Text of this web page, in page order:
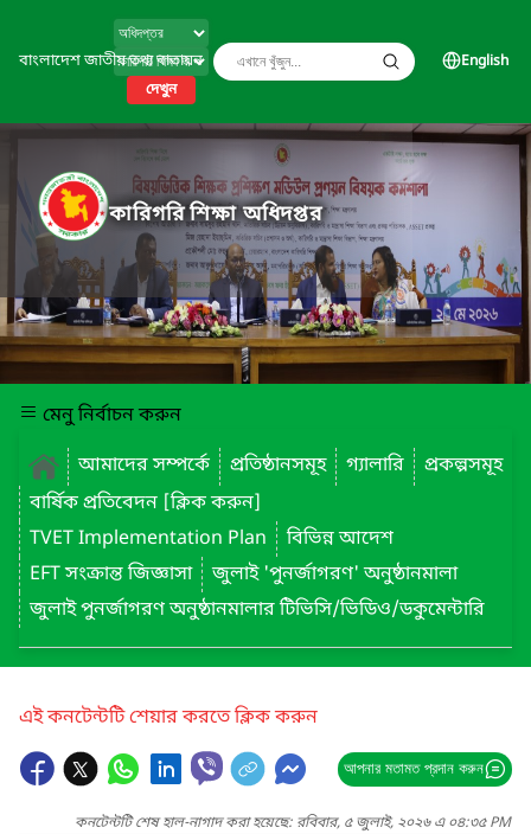
বাংলাদেশ জাতীয় তথ্য বাতায়ন
দেখুন
English
কারিগরি শিক্ষা অধিদপ্তর
মেনু নির্বাচন করুন
আমাদের সম্পর্কে
প্রতিষ্ঠানসমূহ গ্যালারি
প্রকল্পসমূহ
বার্ষিক প্রতিবেদন [ক্লিক করুন]
TVET Implementation Plan
বিভিন্ন আদেশ
EFT সংক্রান্ত জিজ্ঞাসা
জুলাই 'পুনর্জাগরণ' অনুষ্ঠানমালা
জুলাই পুনর্জাগরণ অনুষ্ঠানমালার টিভিসি/ভিডিও/ডকুমেন্টারি
এই কনটেন্টটি শেয়ার করতে ক্লিক করুন
আপনার মতামত প্রদান করুন
কনটেন্টটি শেষ হাল-নাগাদ করা হয়েছে: রবিবার, ৫ জুলাই, ২০২৬ এ ০৪:৩৫ PM